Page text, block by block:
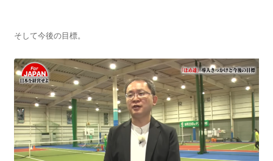
そして今後の目標。